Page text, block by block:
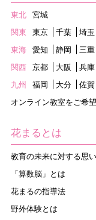
東北
宮城
関東
東京 千葉 埼玉
東海
愛知 静岡
三重
関西
京都 大阪
兵庫
九州
福岡 大分 佐賀
オンライン教室をご希
花まるとは
教育の未来に対する思い
「算数脳」とは
花まるの指導法
野外体験とは